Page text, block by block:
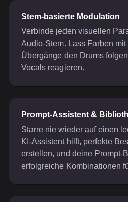
Stem-basierte Modulation
Verbinde jeden visuellen
Audio-Stem. Lass Farben
Übergänge den Drums
Vocals reagieren.
Prompt-Assistent &
Starre nie wieder auf einen
KI-Assistent hilft, perfekte
erstellen, und deine Prompt-
erfolgreiche Kombinationen